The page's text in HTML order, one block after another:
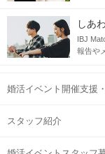
しあ
IBJ
報告や
婚活イベント開催支援
スタッフ紹介